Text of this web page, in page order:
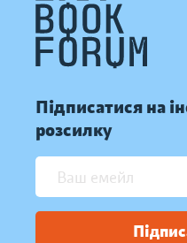
Підписатися на
розсилку